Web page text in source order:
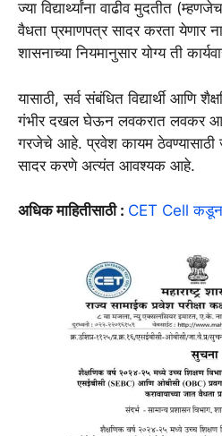
ज्या विद्यार्थ्यांना वाढीव मुदतीत
वैधता प्रमाणपत्र सादर करता येणार
शासनाच्या नियमानुसार योग्य ती
यासाठी, सर्व संबंधित विद्यार्थी आणि
गंभीर दखल घेऊन लवकरात लवकर
गरजेचे आहे. प्रवेश कायम ठेवण्यासाठी
सादर करणे अत्यंत आवश्यक आहे.
अधिक माहितीसाठी : CET Cell कडून